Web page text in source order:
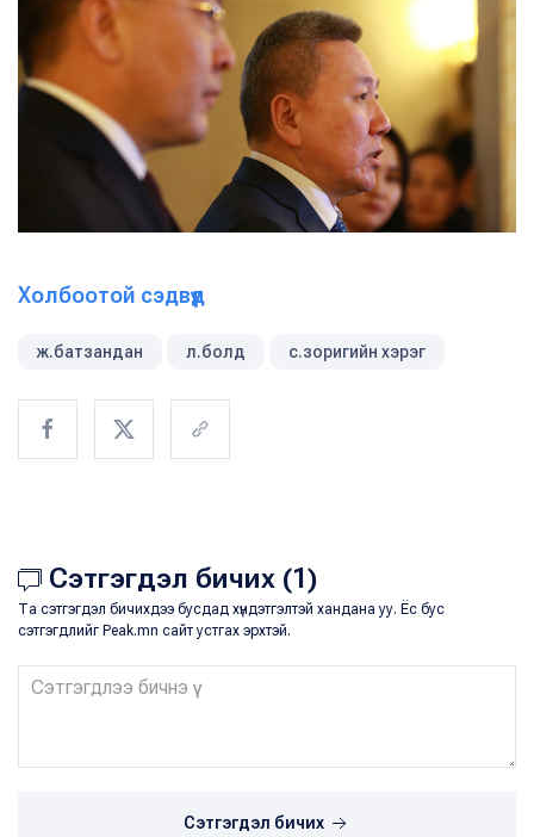
Холбоотой сэдвүүд
ж.батзандан л.болд с.зоригийн хэрэг
Сэтгэгдэл бичих (1)
Та сэтгэгдэл бичихдээ бусдад хүндэтгэлтэй хандана уу. Ёс бус
сэтгэгдлийг Peak.mn сайт устгах эрхтэй.
Сэтгэгдэл бичих